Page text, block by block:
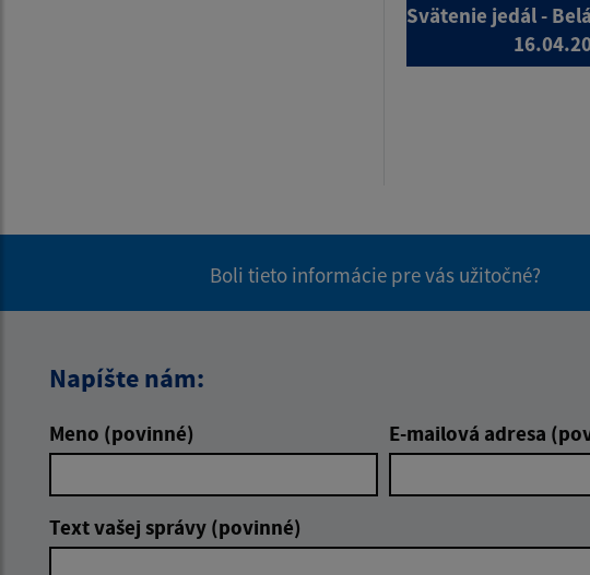
Svätenie jedál -
Boli tieto informácie pre vás užitočné?
Napíšte nám:
Meno (povinné) E-mailová adresa
Text vašej správy (povinné)